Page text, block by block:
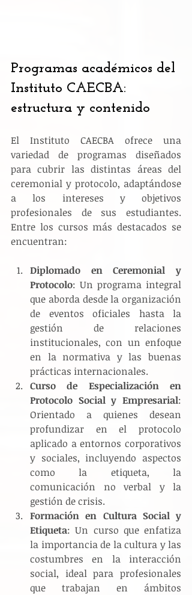
Programas académicos del
Instituto CAECBA:
estructura y contenido
El Instituto CAECBA ofrece una
variedad de programas diseñados
para cubrir las distintas áreas del
ceremonial y protocolo, adaptándose
a los intereses y objetivos
profesionales de sus estudiantes.
Entre los cursos más destacados se
encuentran:
Diplomado en Ceremonial y
Protocolo: Un programa integral
que aborda desde la organización
de eventos oficiales hasta la
gestión de relaciones
institucionales, con un enfoque
en la normativa y las buenas
prácticas internacionales.
Curso de Especialización en
Protocolo Social y Empresarial:
Orientado a quienes desean
profundizar en el protocolo
aplicado a entornos corporativos
y sociales, incluyendo aspectos
como la etiqueta, la
comunicación no verbal y la
gestión de crisis.
Formación en Cultura Social y
Etiqueta: Un curso que enfatiza
la importancia de la cultura y las
costumbres en la interacción
social, ideal para profesionales
que trabajan en ámbitos